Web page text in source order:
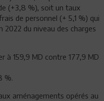
(+3,8 %), soit un taux
de personnel (+ 5,1 %) qui
du niveau des charges
à 159,9 MD contre 177,9 MD
%.
aménagements opérés au